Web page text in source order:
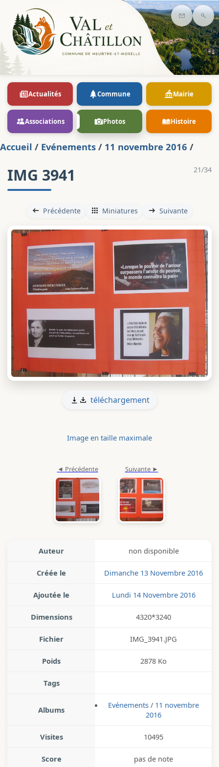
Contact
Actualités Commune Mairie
Associations Photos Histoire
Accueil / Evénements / 11 novembre 2016 /
21/34
IMG 3941
Précédente Miniatures Suivante
téléchargement
Image en taille maximale
Auteur non disponible
Créée le Dimanche 13 Novembre 2016
Ajoutée le Lundi 14 Novembre 2016
Dimensions 4320*3240
Fichier IMG_3941.JPG
Poids 2878 Ko
Tags
Albums Evénements / 11 novembre
2016
Visites 10495
Score pas de note